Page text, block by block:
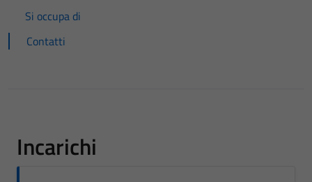
Si occupa di
Contatti
Incarichi